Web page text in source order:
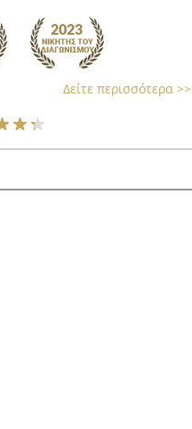
Δείτε περισσότερα >>